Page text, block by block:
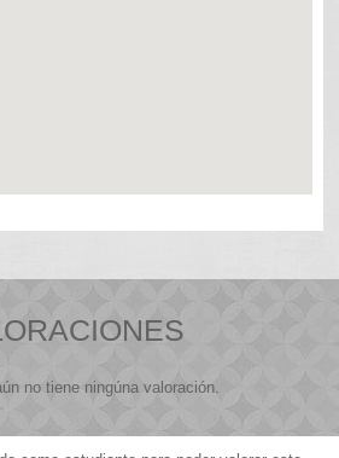
no tiene ningúna valoración.